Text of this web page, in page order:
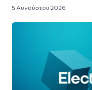
5 Αυγούστου 2026